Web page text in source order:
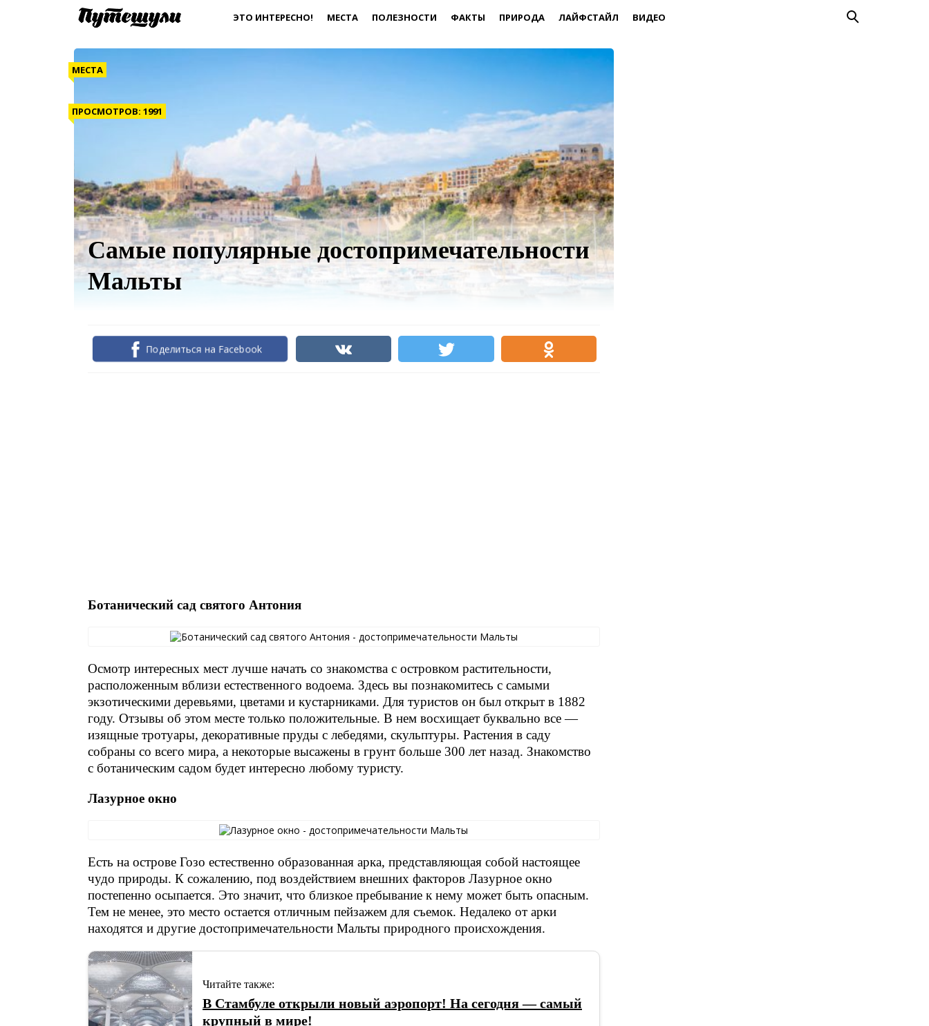
ЭТО ИНТЕРЕСНО! МЕСТА ПОЛЕЗНОСТИ ФАКТЫ ПРИРОДА ЛАЙФСТАЙЛ ВИДЕО
МЕСТА
ПРОСМОТРОВ: 1991
Самые популярные достопримечательности
Мальты
Поделиться на Facebook
Ботанический сад святого Антония
Осмотр интересных мест лучше начать со знакомства с островком растительности,
расположенным вблизи естественного водоема. Здесь вы познакомитесь с самыми
экзотическими деревьями, цветами и кустарниками. Для туристов он был открыт в 1882
году. Отзывы об этом месте только положительные. В нем восхищает буквально все —
изящные тротуары, декоративные пруды с лебедями, скульптуры. Растения в саду
собраны со всего мира, а некоторые высажены в грунт больше 300 лет назад. Знакомство
с ботаническим садом будет интересно любому туристу.
Лазурное окно
Есть на острове Гозо естественно образованная арка, представляющая собой настоящее
чудо природы. К сожалению, под воздействием внешних факторов Лазурное окно
постепенно осыпается. Это значит, что близкое пребывание к нему может быть опасным.
Тем не менее, это место остается отличным пейзажем для съемок. Недалеко от арки
находятся и другие достопримечательности Мальты природного происхождения.
Читайте также:
В Стамбуле открыли новый аэропорт! На сегодня — самый
крупный в мире!